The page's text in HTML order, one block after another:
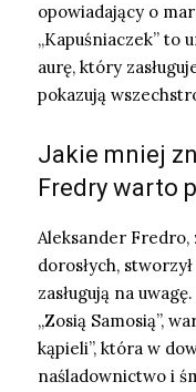
opowiadający o
„Kapuśniaczek” to
aurę, który
pokazują
Jakie mniej
Fredry warto
Aleksander Fredro,
dorosłych,
zasługują na
„Zosią Samosią”,
kąpieli”, która w
naśladownictwo i